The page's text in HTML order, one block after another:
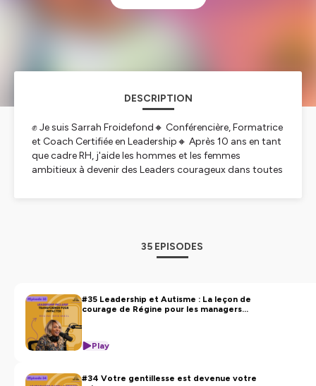
DESCRIPTION
✊ Je suis Sarrah Froidefond🔸 Conférencière, Formatrice
et Coach Certifiée en Leadership🔸 Après 10 ans en tant
que cadre RH, j'aide les hommes et les femmes
ambitieux à devenir des Leaders courageux dans toutes
confort ? Ce podcast est fait pour vous ! Découvrez
comment développer votre courage au quotidien,
Que vous soyez un manager, un parent, entrepreneur, un
étudiant ou simplement quelqu'un qui aspire à plus, ce
podcast vous donnera les clés pour faire du courage
les sphères de votre vie.
35 EPISODES
#35 Leadership et Autisme : La leçon de
courage de Régine pour les managers
Play
#34 Votre gentillesse est devenue votre